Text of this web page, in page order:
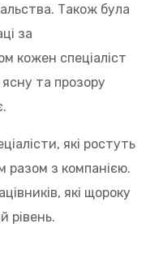
Також була
за
кожен спеціаліст
та прозору
які ростуть
разом з компанією.
які щороку
рівень.